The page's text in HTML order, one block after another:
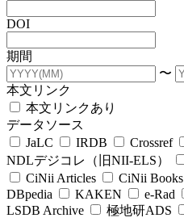
DOI
期間
〜
本文リンク
本文リンクあり
データソース
JaLC
IRDB Crossref
NDLデジコレ（旧NII-ELS）
CiNii Articles
CiNii Books
DBpedia
KAKEN e-Rad
LSDB Archive
極地研ADS